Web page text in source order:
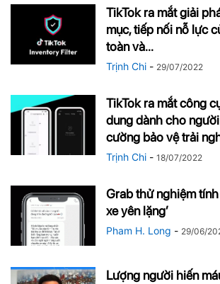
TikTok ra mắt giải
mục, tiếp nối nỗ lực
toàn và...
Trịnh Chi - 29/07/2022
TikTok ra mắt công
dung dành cho
cường bảo vệ trải
Trịnh Chi - 18/07/2022
Grab thử nghiệm tính
xe yên lặng’
Pham H. Long - 29/06/
Lượng người hiến